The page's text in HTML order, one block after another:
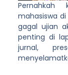
Pernahkah
mahasiswa
gagal ujian
penting di
jurnal,